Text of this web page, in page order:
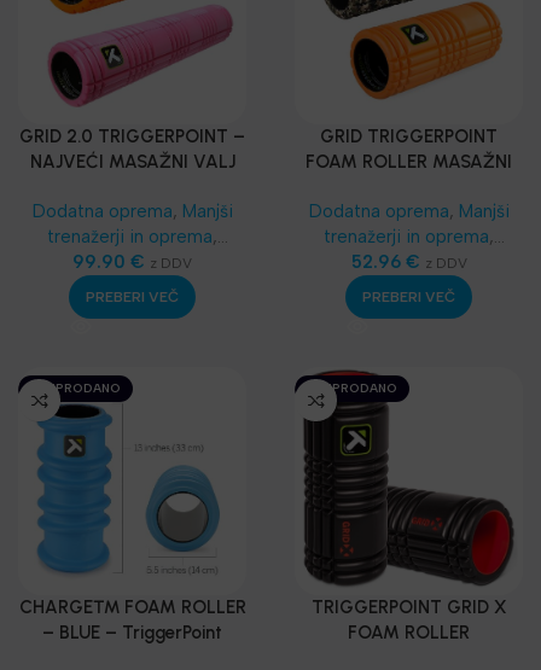
GRID 2.0 TRIGGERPOINT –
NAJVEĆI MASAŽNI VALJ
Dodatna oprema, Manjši
trenažerji in oprema,
Masažeri, rolleri
Funkcionalni trening,
Funkcionalni trening
99.90 € z DDV
PREBERI VEČ
GRID TRIGGERPOINT
FOAM ROLLER MASAŽNI
Dodatna oprema, Manjši
trenažerji in oprema,
Masažeri, rolleri
Funkcionalni trening,
Funkcionalni trening
52.96 € z DDV
PREBERI VEČ
RAZPRODANO
CHARGE™ FOAM ROLLER
– BLUE – TriggerPoint
RAZPRODANO
TRIGGERPOINT GRID X
FOAM ROLLER